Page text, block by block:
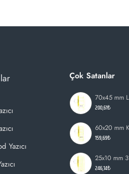
Yazıcı
Çok Satanlar
70x45 mm
200,61₺
60x20 mm
159,69₺
246,14₺